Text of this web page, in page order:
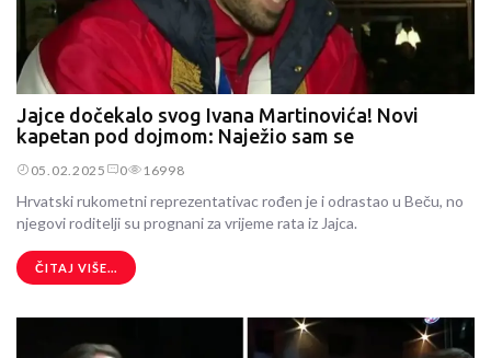
Jajce dočekalo svog Ivana Martinovića! Novi
kapetan pod dojmom: Naježio sam se
05.02.2025 0 16998
Hrvatski rukometni reprezentativac rođen je i odrastao u Beču, no
njegovi roditelji su prognani za vrijeme rata iz Jajca.
ČITAJ VIŠE...